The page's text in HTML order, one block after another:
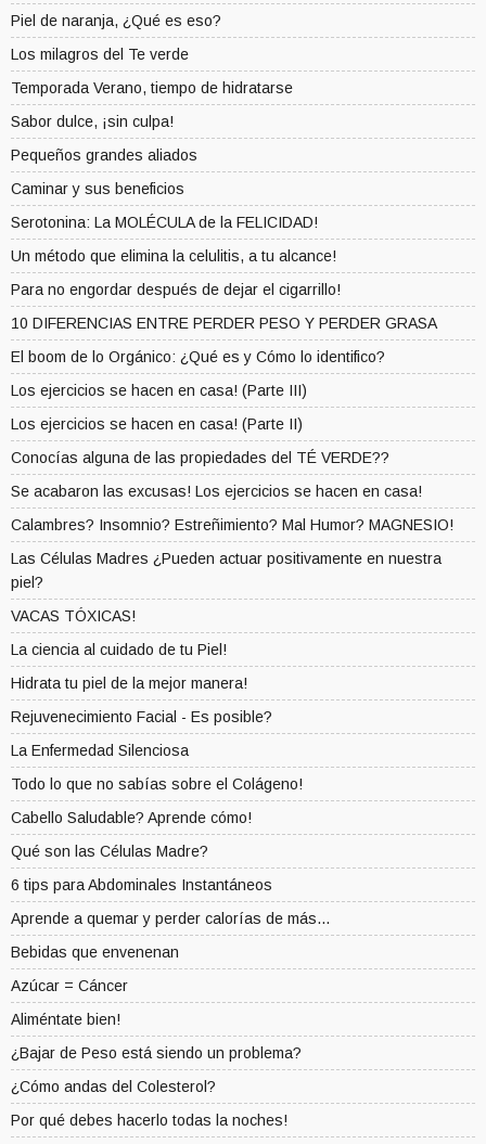
Piel de naranja, ¿Qué es eso?
Los milagros del Te verde
Temporada Verano, tiempo de hidratarse
Sabor dulce, ¡sin culpa!
Pequeños grandes aliados
Caminar y sus beneficios
Serotonina: La MOLÉCULA de la FELICIDAD!
Un método que elimina la celulitis, a tu alcance!
Para no engordar después de dejar el cigarrillo!
10 DIFERENCIAS ENTRE PERDER PESO Y PERDER GRASA
El boom de lo Orgánico: ¿Qué es y Cómo lo identifico?
Los ejercicios se hacen en casa! (Parte III)
Los ejercicios se hacen en casa! (Parte II)
Conocías alguna de las propiedades del TÉ VERDE??
Se acabaron las excusas! Los ejercicios se hacen en casa!
Calambres? Insomnio? Estreñimiento? Mal Humor? MAGNESIO!
Las Células Madres ¿Pueden actuar positivamente en nuestra
piel?
VACAS TÓXICAS!
La ciencia al cuidado de tu Piel!
Hidrata tu piel de la mejor manera!
Rejuvenecimiento Facial - Es posible?
La Enfermedad Silenciosa
Todo lo que no sabías sobre el Colágeno!
Cabello Saludable? Aprende cómo!
Qué son las Células Madre?
6 tips para Abdominales Instantáneos
Aprende a quemar y perder calorías de más...
Bebidas que envenenan
Azúcar = Cáncer
Aliméntate bien!
¿Bajar de Peso está siendo un problema?
¿Cómo andas del Colesterol?
Por qué debes hacerlo todas la noches!